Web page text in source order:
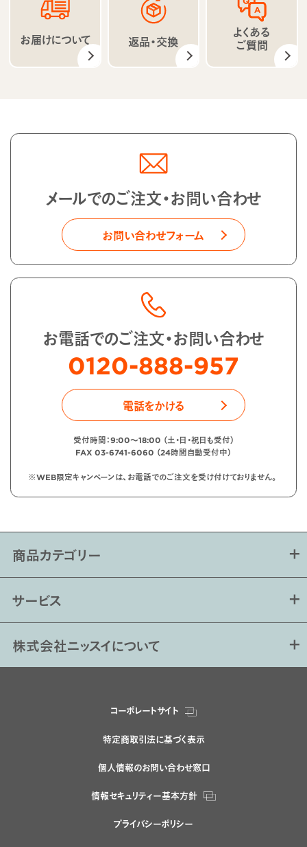
お届けについて 返品・交換
よくある
ご質問
メールでのご注文・お問い合わせ
お問い合わせフォーム
お電話でのご注文・お問い合わせ
0120-888-957
電話をかける
受付時間：9:00〜18:00 （土・日・祝日も受付）
FAX 03-6741-6060 （24時間自動受付中）
※WEB限定キャンペーンは、お電話でのご注文を受け付けておりません。
商品カテゴリー
サービス
株式会社ニッスイについて
コーポレートサイト
特定商取引法に基づく表示
個人情報のお問い合わせ窓口
情報セキュリティー基本方針
プライバシーポリシー